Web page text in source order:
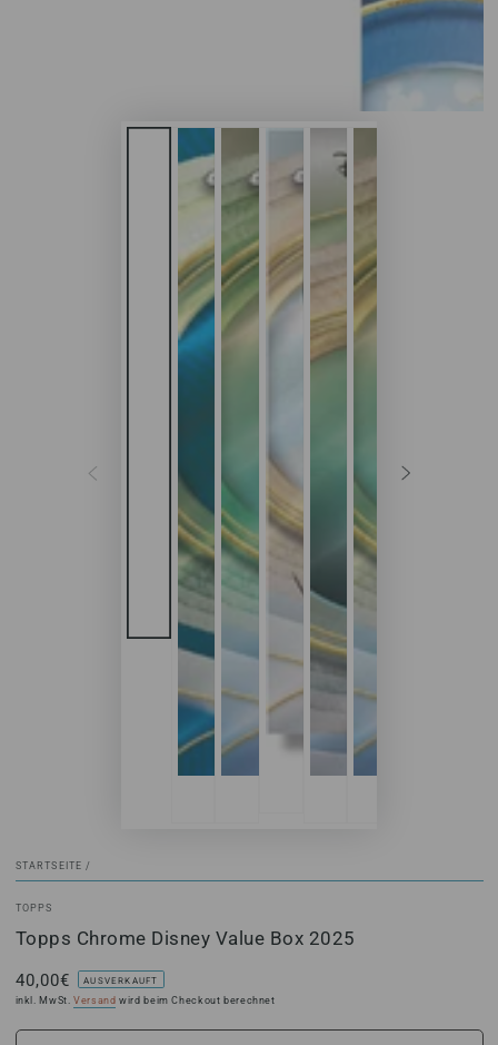
STARTSEITE /
TOPPS
Topps Chrome Disney Value Box 2025
Regulärer
Preis
40,00€
AUSVERKAUFT
inkl. MwSt.Versand wird beim Checkout berechnet